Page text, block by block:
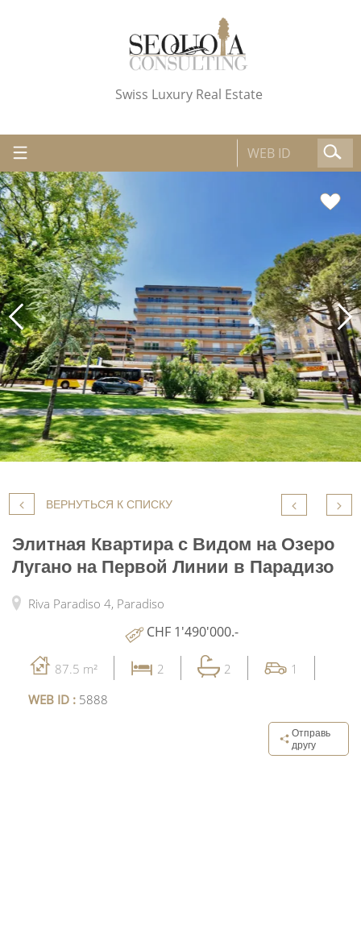
Swiss Luxury Real Estate
ВЕРНУТЬСЯ К СПИСКУ
Элитная Квартира с Видом на Озеро
Лугано на Первой Линии в Парадизо
Riva Paradiso 4, Paradiso
CHF 1'490'000.-
87.5 m² 2 2
1
WEB ID : 5888
Отправь
другу